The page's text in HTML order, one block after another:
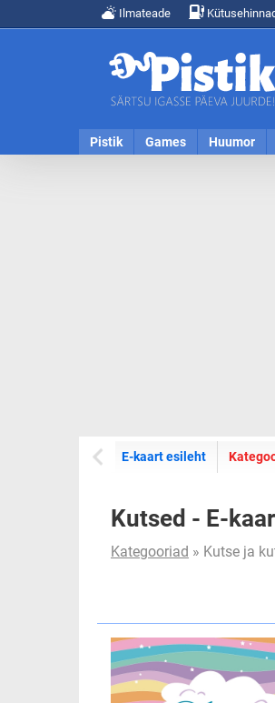
Ilmateade
Pistik Games Huumor
E-kaart esileht E-
Kutsed - E-
Kategooriad » Kutse ja